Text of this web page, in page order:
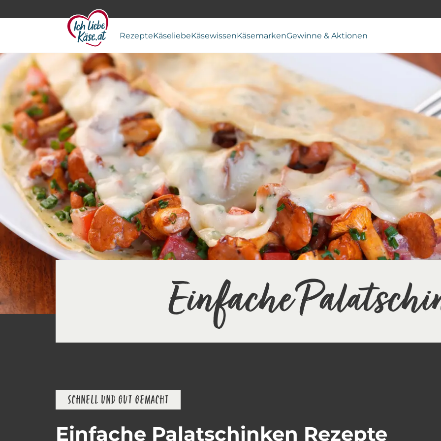
RezepteKäseliebeKäsewissenKäsemarkenGewinne & Aktionen
Einfache
SCHNELL UND GUT GEMACHT
Einfache Palatschinken Rezepte